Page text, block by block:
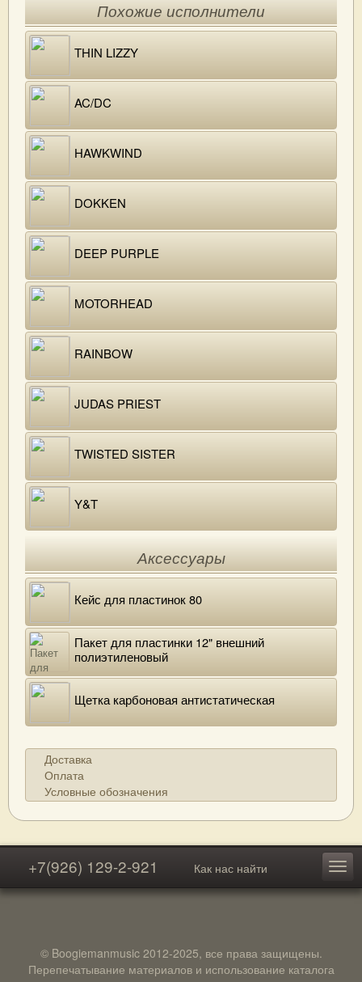
Похожие исполнители
THIN LIZZY
AC/DC
HAWKWIND
DOKKEN
DEEP PURPLE
MOTORHEAD
RAINBOW
JUDAS PRIEST
TWISTED SISTER
Y&T
Аксессуары
Кейс для пластинок 80
Пакет для пластинки 12" внешний
полиэтиленовый
Щетка карбоновая антистатическая
Доставка
Оплата
Условные обозначения
+7(926) 129-2-921 Как нас найти
© Boogiemanmusic 2012-2025, все права защищены.
Перепечатывание материалов и использование каталога